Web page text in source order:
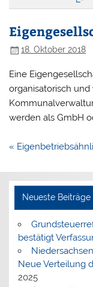
18. Oktober 2018
Eine
organisatorisch
werden als GmbH
Beitragsnavigation
«
Neueste Beiträge
bestätigt
Neue Verteilung
2025